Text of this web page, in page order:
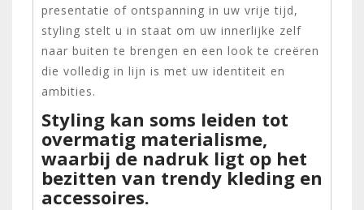
presentatie of ontspanning in uw vrije tijd,
styling stelt u in staat om uw innerlijke zelf
naar buiten te brengen en een look te creëren
die volledig in lijn is met uw identiteit en
ambities.
Styling kan soms leiden tot
overmatig materialisme,
waarbij de nadruk ligt op het
bezitten van trendy kleding en
accessoires.